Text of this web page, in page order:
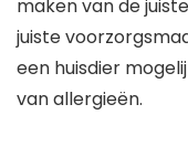
maken van de
juiste
een huisdier
van allergieën.